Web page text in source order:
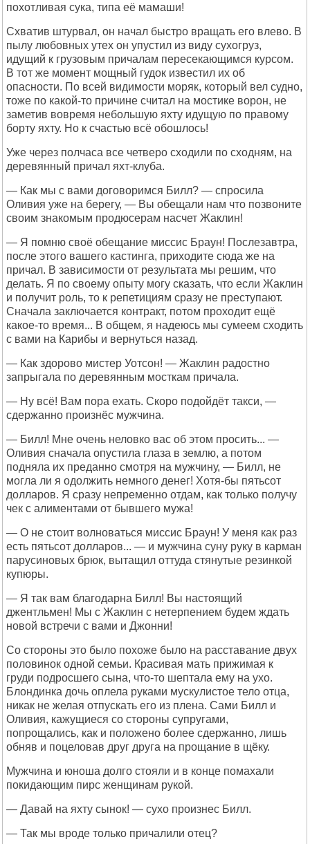
похотливая сука, типа её мамаши!
Схватив штурвал, он начал быстро вращать его влево. В
пылу любовных утех он упустил из виду сухогруз,
идущий к грузовым причалам пересекающимся курсом.
В тот же момент мощный гудок известил их об
опасности. По всей видимости моряк, который вел судно,
тоже по какой-то причине считал на мостике ворон, не
заметив вовремя небольшую яхту идущую по правому
борту яхту. Но к счастью всё обошлось!
Уже через полчаса все четверо сходили по сходням, на
деревянный причал яхт-клуба.
— Как мы с вами договоримся Билл? — спросила
Оливия уже на берегу, — Вы обещали нам что позвоните
своим знакомым продюсерам насчет Жаклин!
— Я помню своё обещание миссис Браун! Послезавтра,
после этого вашего кастинга, приходите сюда же на
причал. В зависимости от результата мы решим, что
делать. Я по своему опыту могу сказать, что если Жаклин
и получит роль, то к репетициям сразу не преступают.
Сначала заключается контракт, потом проходит ещё
какое-то время... В общем, я надеюсь мы сумеем сходить
с вами на Карибы и вернуться назад.
— Как здорово мистер Уотсон! — Жаклин радостно
запрыгала по деревянным мосткам причала.
— Ну всё! Вам пора ехать. Скоро подойдёт такси, —
сдержанно произнёс мужчина.
— Билл! Мне очень неловко вас об этом просить... —
Оливия сначала опустила глаза в землю, а потом
подняла их преданно смотря на мужчину, — Билл, не
могла ли я одолжить немного денег! Хотя-бы пятьсот
долларов. Я сразу непременно отдам, как только получу
чек с алиментами от бывшего мужа!
— О не стоит волноваться миссис Браун! У меня как раз
есть пятьсот долларов... — и мужчина суну руку в карман
парусиновых брюк, вытащил оттуда стянутые резинкой
купюры.
— Я так вам благодарна Билл! Вы настоящий
джентльмен! Мы с Жаклин с нетерпением будем ждать
новой встречи с вами и Джонни!
Со стороны это было похоже было на расставание двух
половинок одной семьи. Красивая мать прижимая к
груди подросшего сына, что-то шептала ему на ухо.
Блондинка дочь оплела руками мускулистое тело отца,
никак не желая отпускать его из плена. Сами Билл и
Оливия, кажущиеся со стороны супругами,
попрощались, как и положено более сдержанно, лишь
обняв и поцеловав друг друга на прощание в щёку.
Мужчина и юноша долго стояли и в конце помахали
покидающим пирс женщинам рукой.
— Давай на яхту сынок! — сухо произнес Билл.
— Так мы вроде только причалили отец?